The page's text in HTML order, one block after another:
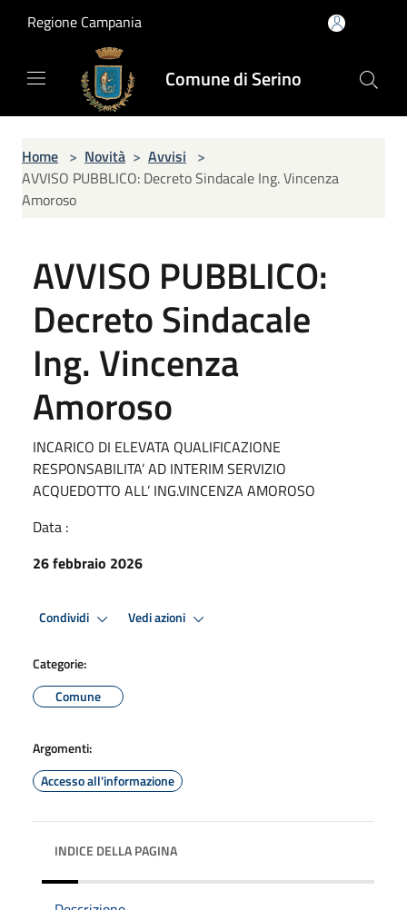
Regione Campania
Comune di Serino
Home > Novità > Avvisi >
AVVISO PUBBLICO: Decreto Sindacale Ing. Vincenza
Amoroso
AVVISO PUBBLICO:
Decreto Sindacale
Ing. Vincenza
Amoroso
INCARICO DI ELEVATA QUALIFICAZIONE
RESPONSABILITA’ AD INTERIM SERVIZIO
ACQUEDOTTO ALL’ ING.VINCENZA AMOROSO
Data :
26 febbraio 2026
Condividi Vedi azioni
Categorie:
Comune
Argomenti:
Accesso all'informazione
INDICE DELLA PAGINA